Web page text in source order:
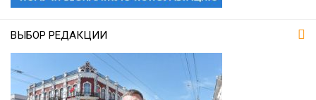
ВЫБОР РЕДАКЦИИ